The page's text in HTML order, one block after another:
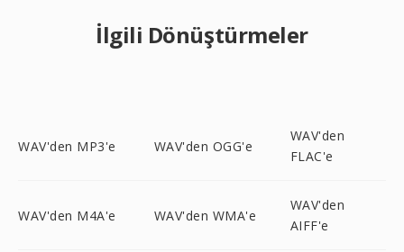
İlgili Dönüştürmeler
WAV'den MP3'e WAV'den OGG'e
WAV'den
FLAC'e
WAV'den M4A'e WAV'den WMA'e
WAV'den
AIFF'e